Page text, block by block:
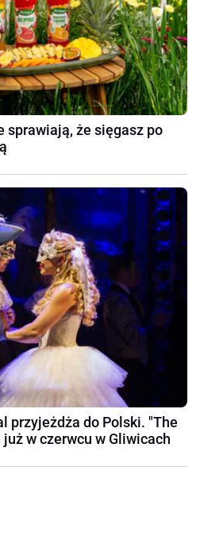
sprawiają, że sięgasz po
przyjeżdża do Polski. "The
w czerwcu w Gliwicach